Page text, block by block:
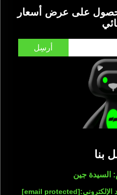
على عرض أسعار
أرسِل
بنا
السيدة جين
الإلكتروني:[email protected]